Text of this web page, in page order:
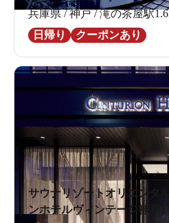
兵庫県 / 神戸 / 滝の茶屋駅
日帰り
クーポンあり
サウナリゾートオリエンタ
ンホテルヴィンテージ神戸）